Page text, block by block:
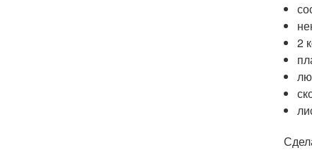
2